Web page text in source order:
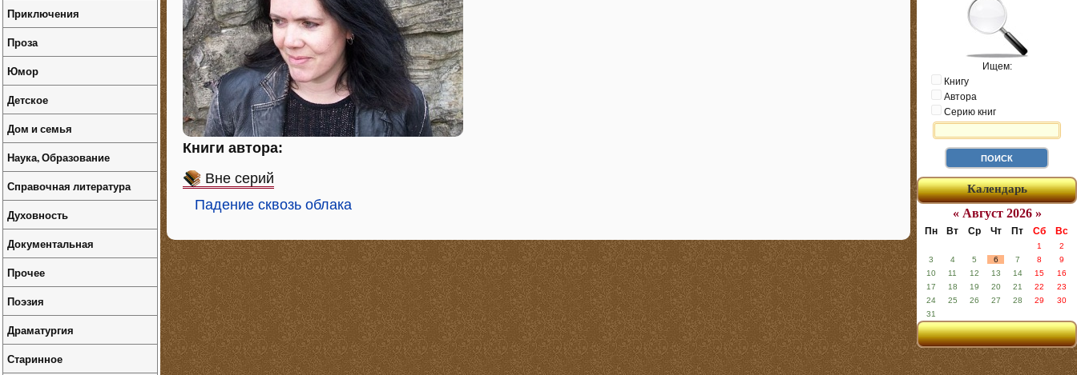
Книги автора:
Вне серий
Падение сквозь облака
Ищем:
Книгу
Автора
Серию книг
Календарь
« Август 2026 »
Пн Вт Ср Чт Пт Сб Вс
1
2
3
4 5 6 7 8
9
10
11 12 13 14 15
16
17
18 19 20 21 22
23
24
25 26 27 28 29
30
31
Приключения
Проза
Юмор
Детское
Дом и семья
Наука, Образование
Справочная литература
Духовность
Документальная
Прочее
Поэзия
Драматургия
Старинное